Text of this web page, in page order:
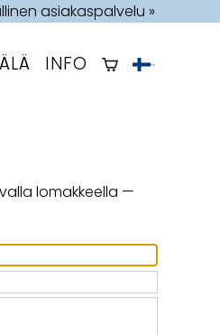
asiakaspalvelu »
INFO
lomakkeella —